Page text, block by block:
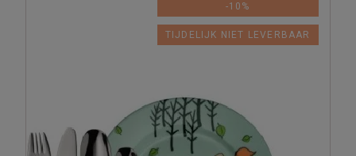
-10%
TIJDELIJK NIET LEVERBAAR